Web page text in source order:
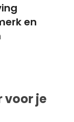
en
voor je